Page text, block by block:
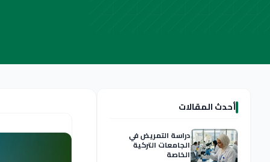
أحدث المقالات
دراسة التمريض في
الجامعات التركية
الخاصة